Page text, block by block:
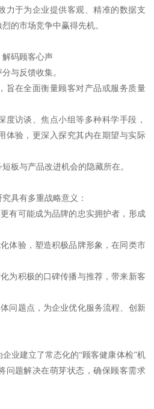
力于为企业提供客观、精准的数据支
的市场竞争中赢得先机。
码顾客心声
与反馈收集。
旨在全面衡量顾客对产品或服务质量
度访谈、焦点小组等多种科学手段，
体验，更深入探究其内在期望与实际
板与产品改进机会的隐藏所在。
具有多重战略意义：
有可能成为品牌的忠实拥护者，形成
体验，塑造积极品牌形象，在同类市
为积极的口碑传播与推荐，带来新客
问题点，为企业优化服务流程、创新
业建立了常态化的“顾客健康体检”机
问题解决在萌芽状态，确保顾客需求